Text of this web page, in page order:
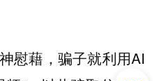
慰藉，骗子就利用AI